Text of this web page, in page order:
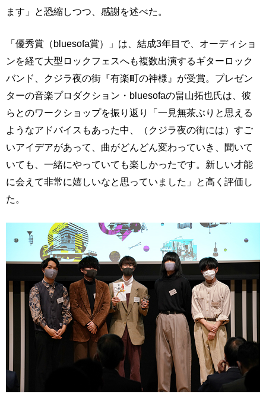
ます」と恐縮しつつ、感謝を述べた。
「優秀賞（bluesofa賞）」は、結成3年目で、オーディショ
ンを経て大型ロックフェスへも複数出演するギターロック
バンド、クジラ夜の街『有楽町の神様』が受賞。プレゼン
ターの音楽プロダクション・bluesofaの畠山拓也氏は、彼
らとのワークショップを振り返り「一見無茶ぶりと思える
ようなアドバイスもあった中、（クジラ夜の街には）すご
いアイデアがあって、曲がどんどん変わっていき、聞いて
いても、一緒にやっていても楽しかったです。新しい才能
に会えて非常に嬉しいなと思っていました」と高く評価し
た。